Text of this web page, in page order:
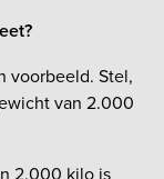
voorbeeld. Stel,
van 2.000
2.000 kilo is